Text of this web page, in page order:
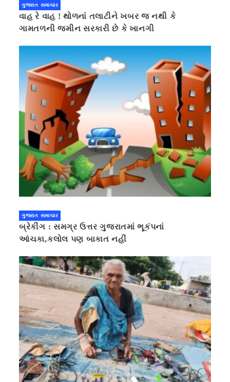
ગુજરાત સમાચાર
વાહ રે વાહ ! થોળનાં તલાટીને ખબર જ નથી કે
ગામતળની જમીન સરકારી છે કે ખાનગી
ગુજરાત સમાચાર
બ્રેકીંગ : સમગ્ર ઉત્તર ગુજરાતમાં ભૂકંપનાં
આંચકા,કલોલ પણ બાકાત નહીં